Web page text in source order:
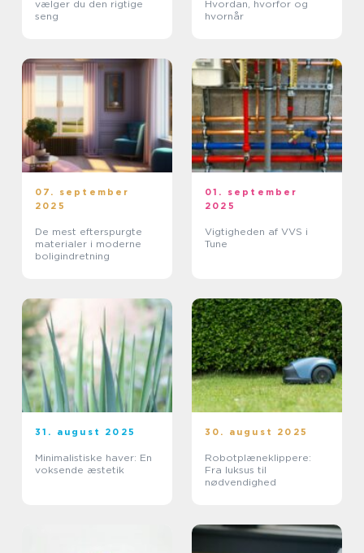
vælger du den rigtige
seng
Hvordan, hvorfor og
hvornår
07. september
2025
De mest efterspurgte
materialer i moderne
boligindretning
01. september
2025
Vigtigheden af VVS i
Tune
31. august 2025
Minimalistiske haver: En
voksende æstetik
30. august 2025
Robotplæneklippere:
Fra luksus til
nødvendighed